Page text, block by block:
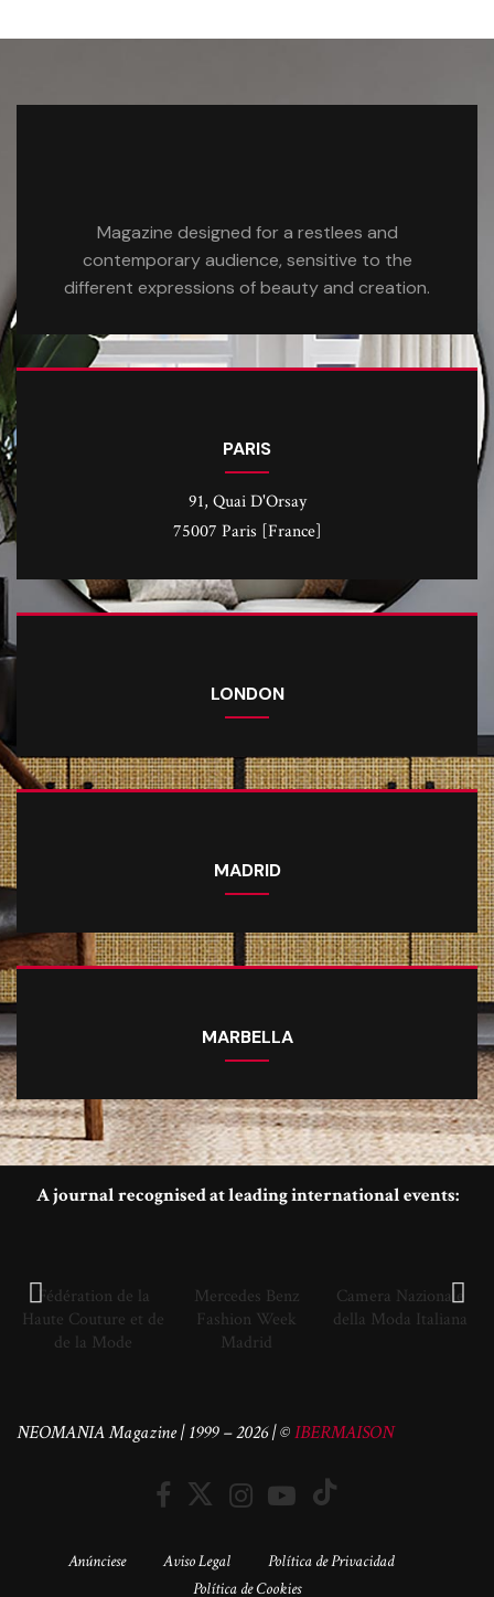
Magazine designed for a restlees and
contemporary audience, sensitive to the
different expressions of beauty and creation.
PARIS
91, Quai D'Orsay
75007 Paris [France]
LONDON
MADRID
MARBELLA
A journal recognised at leading international events:
Fédération de la
Haute Couture et de
de la Mode
Mercedes Benz
Fashion Week
Madrid
Camera Nazionale
della Moda Italiana
NEOMANIA Magazine | 1999 – 2026 | ©IBERMAISON
Anúnciese Aviso Legal
Política de Privacidad
Política de Cookies